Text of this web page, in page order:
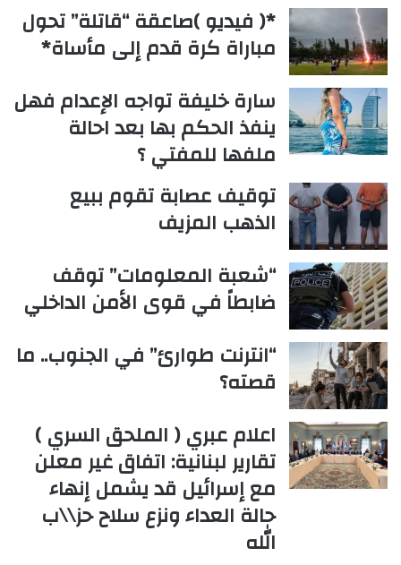
*( فيديو )صاعقة “قاتلة” تحول
مباراة كرة قدم إلى مأساة*
سارة خليفة تواجه الإعدام فهل
ينفذ الحكم بها بعد احالة
ملفها للمفتي ؟
توقيف عصابة تقوم ببيع
الذهب المزيف
“شعبة المعلومات” توقف
ضابطاً في قوى الأمن الداخلي
“انترنت طوارئ” في الجنوب.. ما
قصته؟
اعلام عبري ( الملحق السري )
تقارير لبنانية: اتفاق غير معلن
مع إسرائيل قد يشمل إنهاء
حالة العداء ونزع سلاح حز\\ب
الله